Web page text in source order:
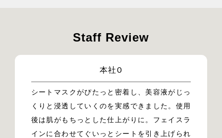
Staff Review
本社O
シートマスクがぴたっと密着し、美容液がじっ
くりと浸透していくのを実感できました。 使用
後は肌がもちっとした仕上がりに。 フェイスラ
インに合わせてぐいっとシートを引き上げられ